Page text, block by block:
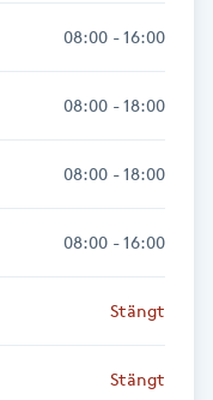
08:00 - 16:00
08:00 - 18:00
08:00 - 18:00
08:00 - 16:00
Stängt
Stängt